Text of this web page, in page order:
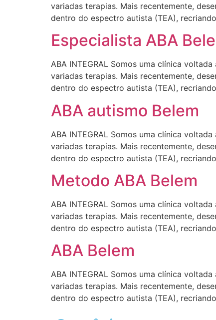
variadas terapias. Mais recentemente,
dentro do espectro autista (TEA),
Especialista ABA
ABA INTEGRAL Somos uma clínica
variadas terapias. Mais recentemente,
dentro do espectro autista (TEA),
ABA autismo Belem
ABA INTEGRAL Somos uma clínica
variadas terapias. Mais recentemente,
dentro do espectro autista (TEA),
Metodo ABA Belem
ABA INTEGRAL Somos uma clínica
variadas terapias. Mais recentemente,
dentro do espectro autista (TEA),
ABA Belem
ABA INTEGRAL Somos uma clínica
variadas terapias. Mais recentemente,
dentro do espectro autista (TEA),